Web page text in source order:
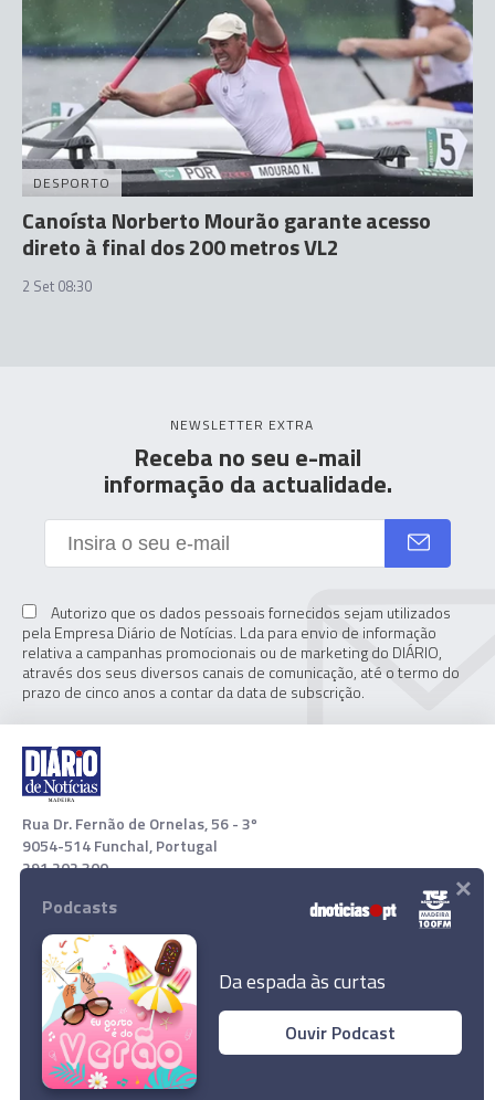
Norberto Ribeiro anuncia Serviço de Mediação
Social
DESPORTO
Canoísta Norberto Mourão garante acesso
direto à final dos 200 metros VL2
2 Set 08:30
NEWSLETTER EXTRA
Receba no seu e-mail
informação da actualidade.
Autorizo que os dados pessoais fornecidos sejam utilizados
pela Empresa Diário de Notícias. Lda para envio de informação
relativa a campanhas promocionais ou de marketing do DIÁRIO,
através dos seus diversos canais de comunicação, até o termo do
prazo de cinco anos a contar da data de subscrição.
Rua Dr. Fernão de Ornelas, 56 - 3º
9054-514 Funchal, Portugal
291 202 300
Download App
© 2021 Empresa Diário de Notícias, Lda. Todos os direitos
reservados.
Podcasts
Da espada às curtas
Ouvir Podcast
×